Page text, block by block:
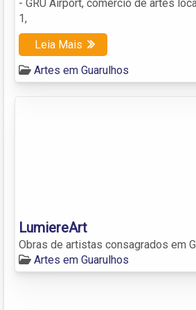
- GRU Airport, comércio de artes
1,
Leia Mais
Artes em Guarulhos
LumiereArt
Obras de artistas consagrados em
Artes em Guarulhos